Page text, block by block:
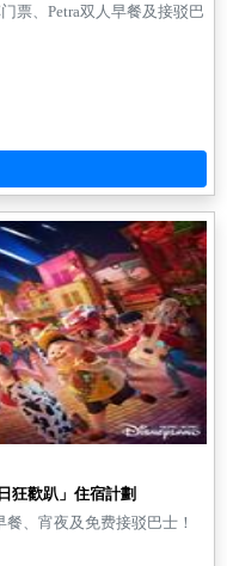
票、Petra双人早餐及接驳巴
狂歡趴」住宿計劃
、宵夜及免费接驳巴士！